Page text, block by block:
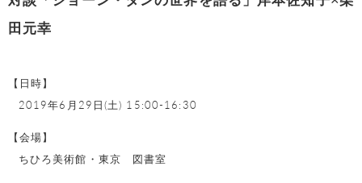
田元幸
【日時】
2019年6月29日(土) 15:00-16:30
【会場】
ちひろ美術館・東京 図書室